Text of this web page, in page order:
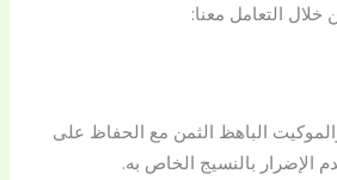
التعامل معنا:
الباهظ الثمن مع الحفاظ على
الإضرار بالنسيج الخاص به.